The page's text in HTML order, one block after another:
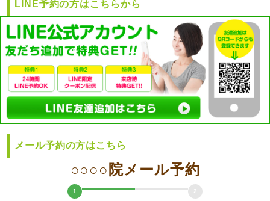
LINE予約の方はこちらから
メール予約の方はこちら
○○○○院メール予約
1 2